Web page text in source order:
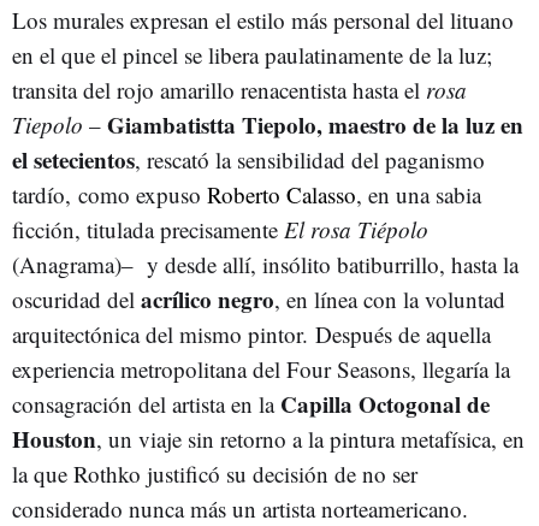
Los murales expresan el estilo más personal del lituano
en el que el pincel se libera paulatinamente de la luz;
transita del rojo amarillo renacentista hasta el rosa
Tiepolo – Giambatistta Tiepolo, maestro de la luz en
el setecientos, rescató la sensibilidad del paganismo
tardío, como expuso Roberto Calasso, en una sabia
ficción, titulada precisamente El rosa Tiépolo
(Anagrama)– y desde allí, insólito batiburrillo, hasta la
oscuridad del acrílico negro, en línea con la voluntad
arquitectónica del mismo pintor. Después de aquella
experiencia metropolitana del Four Seasons, llegaría la
consagración del artista en la Capilla Octogonal de
Houston, un viaje sin retorno a la pintura metafísica, en
la que Rothko justificó su decisión de no ser
considerado nunca más un artista norteamericano.